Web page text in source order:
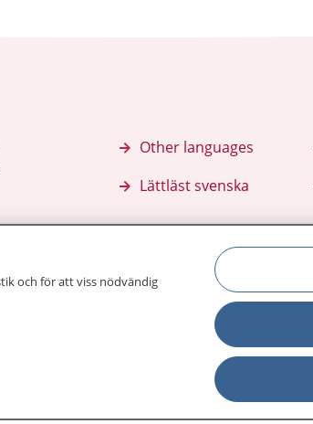
Other languages
Lättläst svenska
och för att viss nödvändig